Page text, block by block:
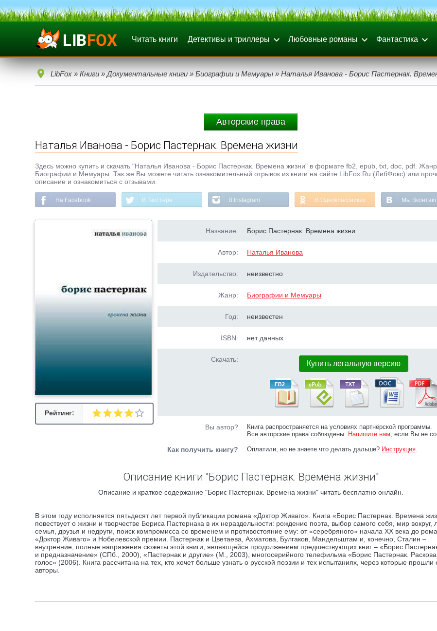
Читать книги Детективы и триллеры Любовные романы Фантастика
LibFox » Книги » Документальные книги » Биографии и Мемуары » Наталья Иванова - Борис Пастернак.
Авторские права
Наталья Иванова - Борис Пастернак. Времена жизни
Здесь можно купить и скачать "Наталья Иванова - Борис Пастернак. Времена жизни" в формате fb2, epub, txt, doc, pdf.
Биографии и Мемуары. Так же Вы можете читать ознакомительный отрывок из книги на сайте LibFox.Ru (ЛибФокс) или
описание и ознакомиться с отзывами.
На Facebook В Твиттере В Instagram В Одноклассниках Мы
Рейтинг:
Название: Борис Пастернак. Времена жизни
Автор: Наталья Иванова
Издательство: неизвестно
Жанр: Биографии и Мемуары
Год: неизвестен
ISBN: нет данных
Скачать: Купить легальную версию
Вы автор?
Книга распространяется на условиях партнёрской программы.
Все авторские права соблюдены. Напишите нам, если Вы не
Как получить книгу? Оплатили, но не знаете что делать дальше? Инструкция.
Описание книги "Борис Пастернак. Времена жизни"
Описание и краткое содержание "Борис Пастернак. Времена жизни" читать бесплатно онлайн.
В этом году исполняется пятьдесят лет первой публикации романа «Доктор Живаго». Книга «Борис Пастернак. Времена
повествует о жизни и творчестве Бориса Пастернака в их нераздельности: рождение поэта, выбор самого себя, мир вокруг,
семья, друзья и недруги, поиск компромисса со временем и противостояние ему: от «серебряного» начала XX века до
«Доктор Живаго» и Нобелевской премии. Пастернак и Цветаева, Ахматова, Булгаков, Мандельштам и, конечно, Сталин –
внутренние, полные напряжения сюжеты этой книги, являющейся продолжением предшествующих книг – «Борис
и предназначение» (СПб., 2000), «Пастернак и другие» (М., 2003), многосерийного телефильма «Борис Пастернак.
голос» (2006). Книга рассчитана на тех, кто хочет больше узнать о русской поэзии и тех испытаниях, через которые прошли
авторы.